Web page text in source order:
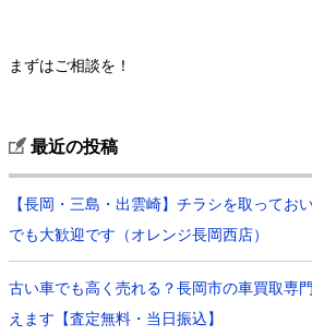
まずはご相談を！
最近の投稿
【長岡・三島・出雲崎】チラシを取ってお
でも大歓迎です（オレンジ長岡西店）
古い車でも高く売れる？長岡市の車買取専
えます【査定無料・当日振込】